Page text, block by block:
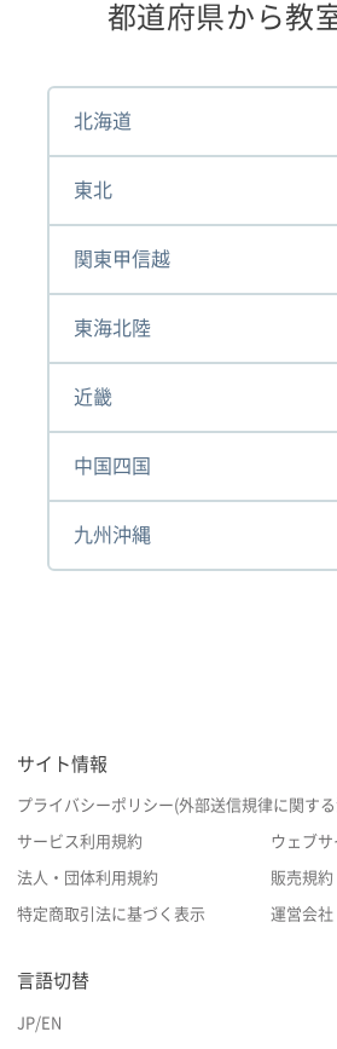
都道府県から教
北海道
東北
関東甲信越
東海北陸
近畿
中国四国
九州沖縄
サイト情報
プライバシーポリシー(外部送信規律に関する
サービス利用規約 ウェブ
法人・団体利用規約 販売規約
特定商取引法に基づく表示 運営会社
言語切替
JP/EN